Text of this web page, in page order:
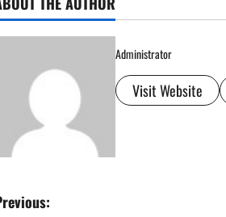
Administrator
Visit Website